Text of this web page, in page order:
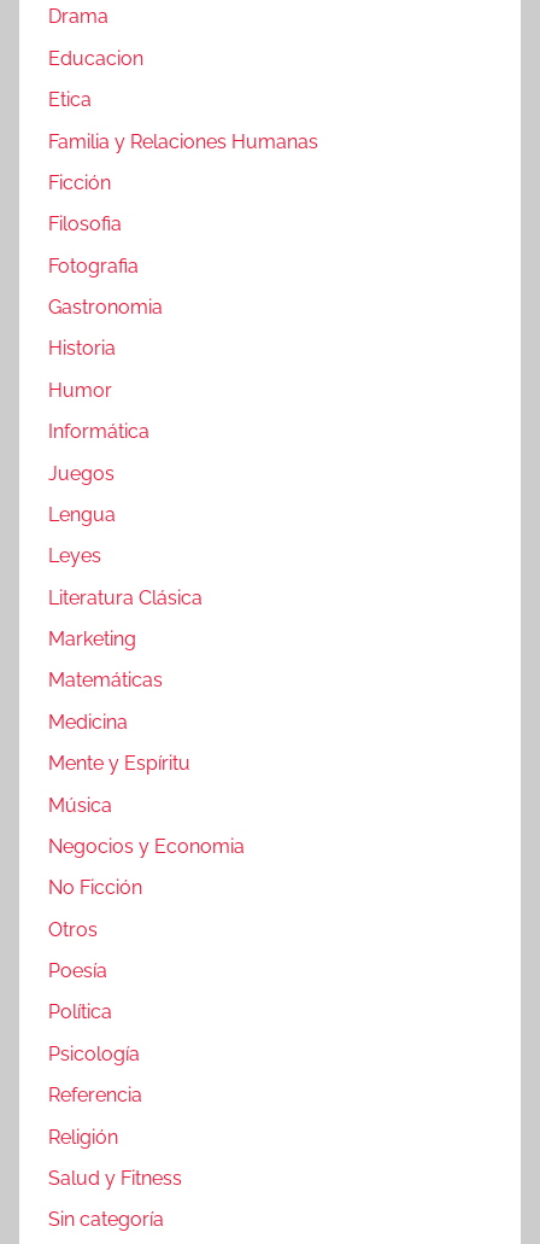
Drama
Educacion
Etica
Familia y Relaciones Humanas
Ficción
Filosofia
Fotografia
Gastronomia
Historia
Humor
Informática
Juegos
Lengua
Leyes
Literatura Clásica
Marketing
Matemáticas
Medicina
Mente y Espíritu
Música
Negocios y Economia
No Ficción
Otros
Poesía
Política
Psicología
Referencia
Religión
Salud y Fitness
Sin categoría